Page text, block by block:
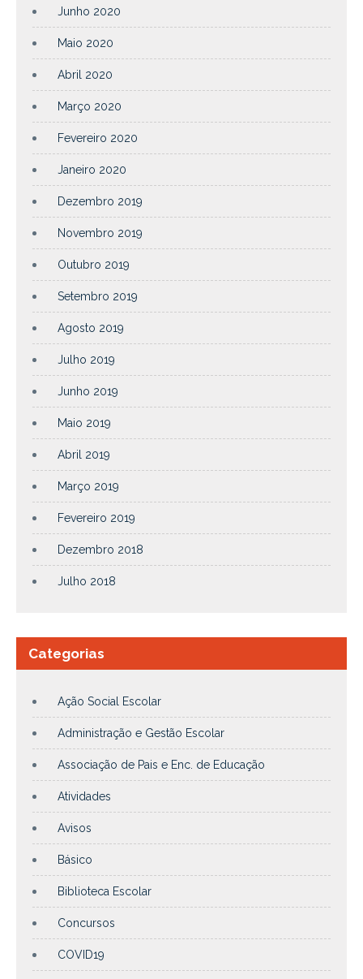
Junho 2020
Maio 2020
Abril 2020
Março 2020
Fevereiro 2020
Janeiro 2020
Dezembro 2019
Novembro 2019
Outubro 2019
Setembro 2019
Agosto 2019
Julho 2019
Junho 2019
Maio 2019
Abril 2019
Março 2019
Fevereiro 2019
Dezembro 2018
Julho 2018
Categorias
Ação Social Escolar
Administração e Gestão Escolar
Associação de Pais e Enc. de Educação
Atividades
Avisos
Básico
Biblioteca Escolar
Concursos
COVID19